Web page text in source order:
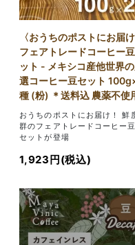
〈おうちのポストにお届け
フェアトレードコーヒー
ット - メキシコ産他世界
選コーヒー豆セット
種 (粉) ＊送料込 農薬不使
おうちのポストにお届け！ 鮮
群のフェアトレードコーヒー
セットが登場
1,923円(税込)